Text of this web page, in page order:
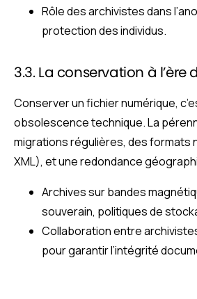
Rôle des archivistes dans
protection des individus.
3.3. La conservation à
Conserver un fichier numérique,
obsolescence technique. La
migrations régulières, des formats
XML), et une redondance
Archives sur bandes
souverain, politiques de
Collaboration entre
pour garantir l’intégrité